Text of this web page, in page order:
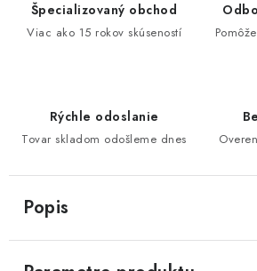
Špecializovaný obchod
Viac ako 15 rokov skúseností
Rýchle odoslanie
Tovar skladom odošleme dnes
Popis